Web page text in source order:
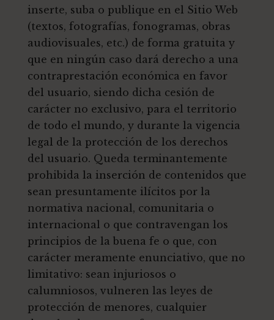
inserte, suba o publique en el Sitio Web
(textos, fotografías, fonogramas, obras
audiovisuales, etc.) de forma gratuita y
que en ningún caso dará derecho a una
contraprestación económica en favor
del usuario, siendo dicha cesión de
carácter no exclusivo, para el territorio
de todo el mundo, y durante la vigencia
legal de la protección de los derechos
del usuario. Queda terminantemente
prohibida la inserción de contenidos que
sean presuntamente ilícitos por la
normativa nacional, comunitaria o
internacional o que contravengan los
principios de la buena fe o que, con
carácter meramente enunciativo, que no
limitativo: sean injuriosos o
calumniosos, vulneren las leyes de
protección de menores, cualquier